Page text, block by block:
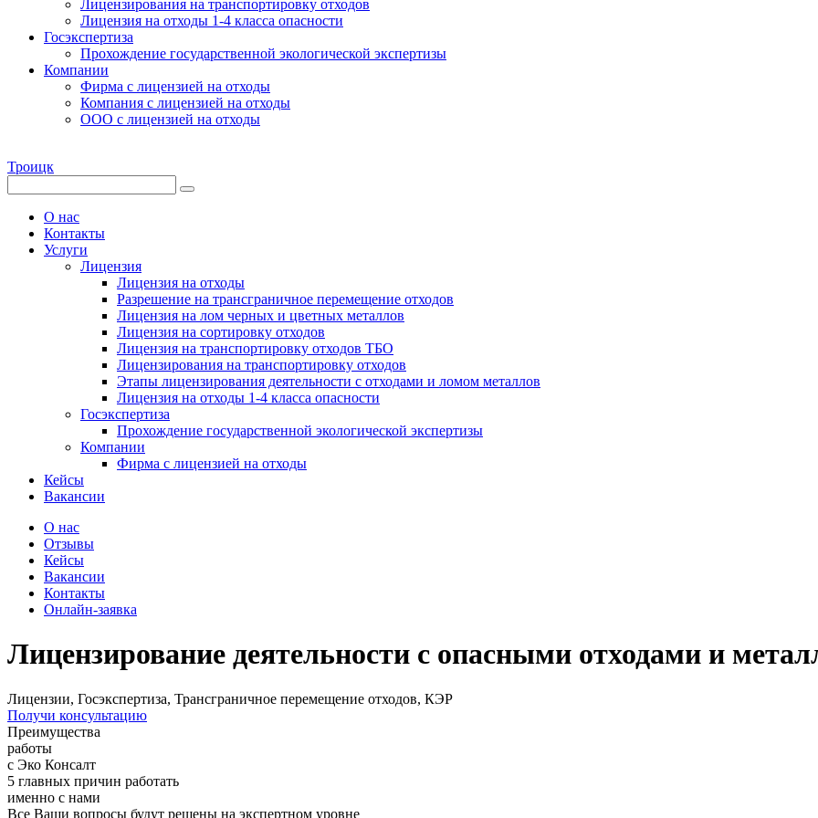
Лицензирования на транспортировку отходов
Лицензия на отходы 1-4 класса опасности
Госэкспертиза
Прохождение государственной экологической экспертизы
Компании
Фирма с лицензией на отходы
Компания с лицензией на отходы
ООО с лицензией на отходы
Троицк
О нас
Контакты
Услуги
Лицензия
Лицензия на отходы
Разрешение на трансграничное перемещение отходов
Лицензия на лом черных и цветных металлов
Лицензия на сортировку отходов
Лицензия на транспортировку отходов ТБО
Лицензирования на транспортировку отходов
Этапы лицензирования деятельности с отходами и ломом металлов
Лицензия на отходы 1-4 класса опасности
Госэкспертиза
Прохождение государственной экологической экспертизы
Компании
Фирма с лицензией на отходы
Кейсы
Вакансии
О нас
Отзывы
Кейсы
Вакансии
Контакты
Онлайн-заявка
Лицензирование деятельности с опасными отходами и
Лицензии, Госэкспертиза, Трансграничное перемещение отходов, КЭР
Получи консультацию
Преимущества
работы
с Эко Консалт
5 главных причин работать
именно с нами
Все Ваши вопросы будут решены на экспертном уровне